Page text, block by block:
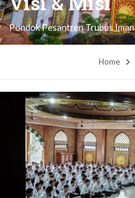
Pondok Pesantren Trubus Iman
Home